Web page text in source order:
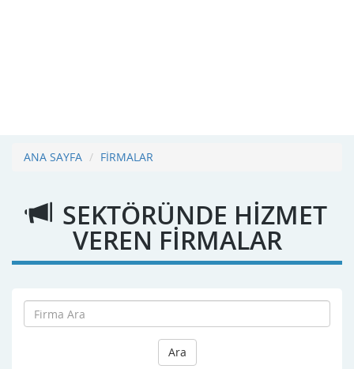
ANA SAYFA FİRMALAR
SEKTÖRÜNDE HİZMET
VEREN FİRMALAR
Ara